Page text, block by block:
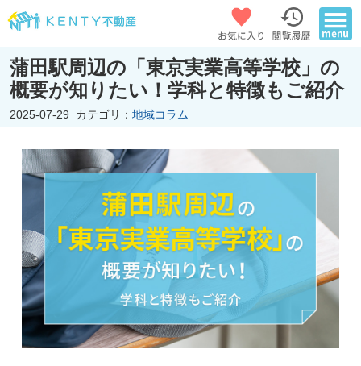
蒲田駅周辺の「東京実業高等学校」の
概要が知りたい！学科と特徴もご紹介
2025-07-29 カテゴリ： 地域コラム